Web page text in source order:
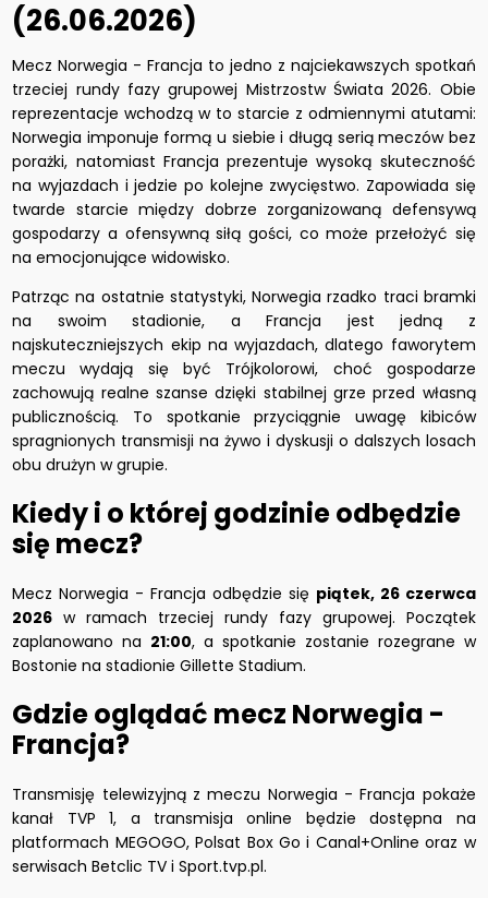
(26.06.2026)
Mecz Norwegia - Francja to jedno z najciekawszych spotkań
trzeciej rundy fazy grupowej Mistrzostw Świata 2026. Obie
reprezentacje wchodzą w to starcie z odmiennymi atutami:
Norwegia imponuje formą u siebie i długą serią meczów bez
porażki, natomiast Francja prezentuje wysoką skuteczność
na wyjazdach i jedzie po kolejne zwycięstwo. Zapowiada się
twarde starcie między dobrze zorganizowaną defensywą
gospodarzy a ofensywną siłą gości, co może przełożyć się
na emocjonujące widowisko.
Patrząc na ostatnie statystyki, Norwegia rzadko traci bramki
na swoim stadionie, a Francja jest jedną z
najskuteczniejszych ekip na wyjazdach, dlatego faworytem
meczu wydają się być Trójkolorowi, choć gospodarze
zachowują realne szanse dzięki stabilnej grze przed własną
publicznością. To spotkanie przyciągnie uwagę kibiców
spragnionych transmisji na żywo i dyskusji o dalszych losach
obu drużyn w grupie.
Kiedy i o której godzinie odbędzie
się mecz?
Mecz Norwegia - Francja odbędzie się piątek, 26 czerwca
2026 w ramach trzeciej rundy fazy grupowej. Początek
zaplanowano na 21:00, a spotkanie zostanie rozegrane w
Bostonie na stadionie Gillette Stadium.
Gdzie oglądać mecz Norwegia -
Francja?
Transmisję telewizyjną z meczu Norwegia - Francja pokaże
kanał TVP 1, a transmisja online będzie dostępna na
platformach MEGOGO, Polsat Box Go i Canal+Online oraz w
serwisach Betclic TV i Sport.tvp.pl.